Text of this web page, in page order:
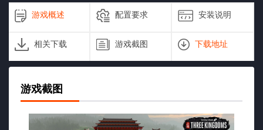
游戏概述 配置要求 安装说明
相关下载 游戏截图 下载地址
游戏截图